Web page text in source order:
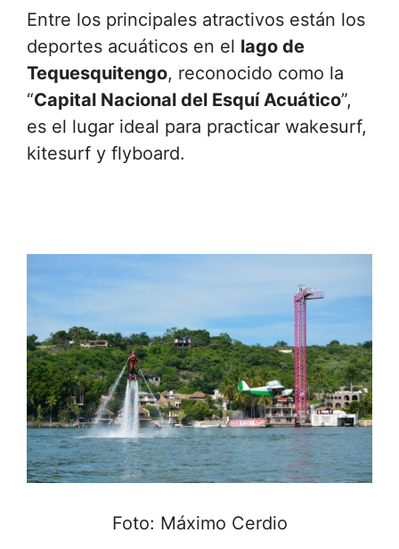
Entre los principales atractivos están los
deportes acuáticos en el lago de
Tequesquitengo, reconocido como la
“Capital Nacional del Esquí Acuático”,
es el lugar ideal para practicar wakesurf,
kitesurf y flyboard.
Foto: Máximo Cerdio